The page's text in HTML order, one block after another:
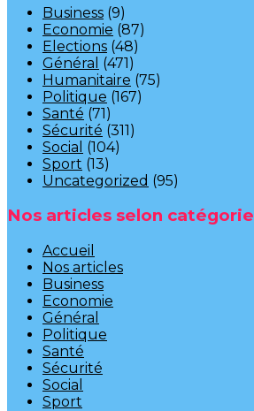
Business (9)
Economie (87)
Elections (48)
Général (471)
Humanitaire (75)
Politique (167)
Santé (71)
Sécurité (311)
Social (104)
Sport (13)
Uncategorized (95)
Nos articles selon catégorie
Accueil
Nos articles
Business
Economie
Général
Politique
Santé
Sécurité
Social
Sport